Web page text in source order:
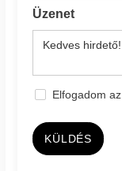
Üzenet
Elfogadom
KÜLDÉS